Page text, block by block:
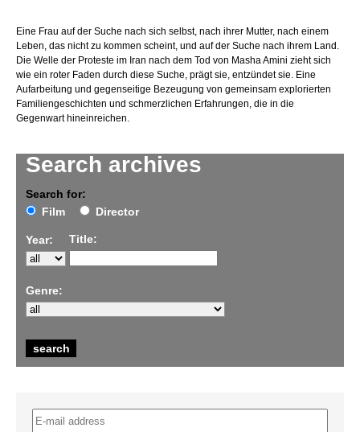
Search archives
Search for:
Film
Director
Year: Title:
Genre:
Eine Frau auf der Suche nach sich selbst, nach ihrer Mutter, nach einem
Leben, das nicht zu kommen scheint, und auf der Suche nach ihrem Land.
Die Welle der Proteste im Iran nach dem Tod von Masha Amini zieht sich
wie ein roter Faden durch diese Suche, prägt sie, entzündet sie. Eine
Aufarbeitung und gegenseitige Bezeugung von gemeinsam explorierten
Familiengeschichten und schmerzlichen Erfahrungen, die in die
Gegenwart hineinreichen.